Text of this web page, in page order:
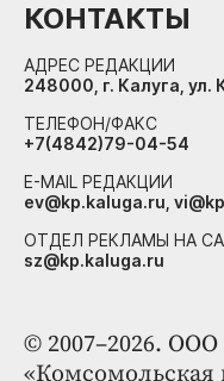
© 2007–2026. ООО
«Комсомольская
КОНТАКТЫ
АДРЕС РЕДАКЦИИ
248000, г. Калуга,
ТЕЛЕФОН/ФАКС
+7(4842)79-04-54
E-MAIL РЕДАКЦИИ
ev@kp.kaluga.ru,
ОТДЕЛ РЕКЛАМЫ НА
sz@kp.kaluga.ru